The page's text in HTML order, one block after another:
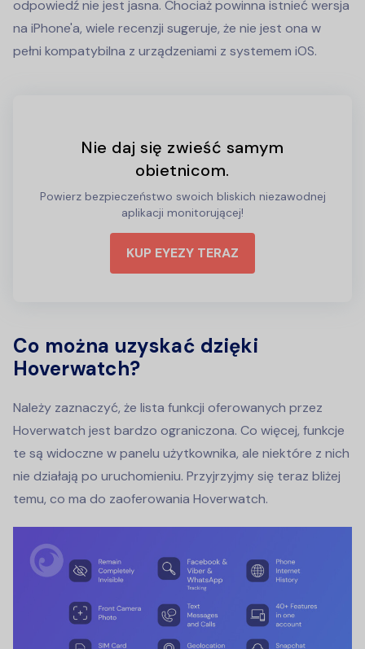
odpowiedź nie jest jasna. Chociaż powinna istnieć wersja
na iPhone'a, wiele recenzji sugeruje, że nie jest ona w
pełni kompatybilna z urządzeniami z systemem iOS.
Nie daj się zwieść samym
obietnicom.
Powierz bezpieczeństwo swoich bliskich niezawodnej
aplikacji monitorującej!
KUP EYEZY TERAZ
Co można uzyskać dzięki
Hoverwatch?
Należy zaznaczyć, że lista funkcji oferowanych przez
Hoverwatch jest bardzo ograniczona. Co więcej, funkcje
te są widoczne w panelu użytkownika, ale niektóre z nich
nie działają po uruchomieniu. Przyjrzyjmy się teraz bliżej
temu, co ma do zaoferowania Hoverwatch.